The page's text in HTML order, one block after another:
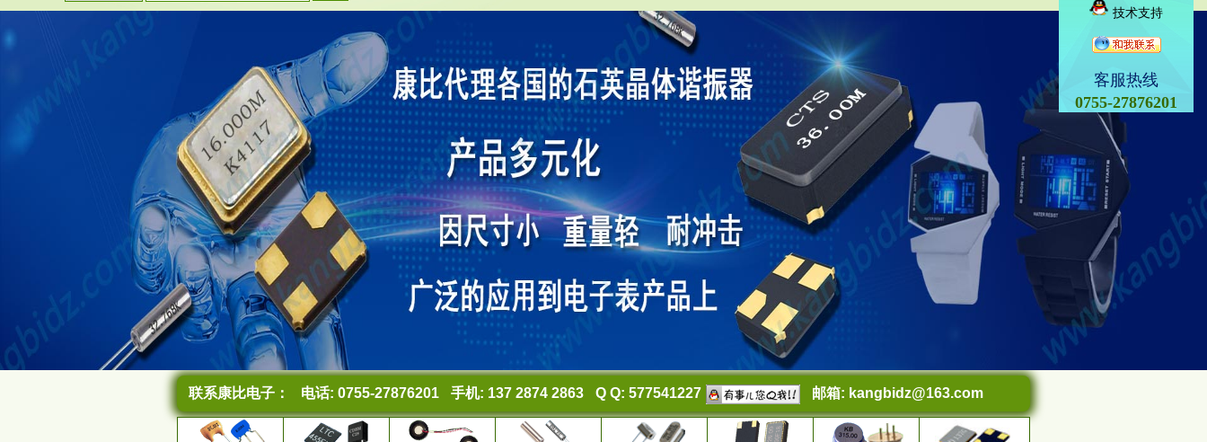
联系康比电子： 电话: 0755-27876201 手机: 137 2874 2863 Q Q: 577541227 邮箱: kangbidz@163.com
技术支持
客服热线
0755-27876201